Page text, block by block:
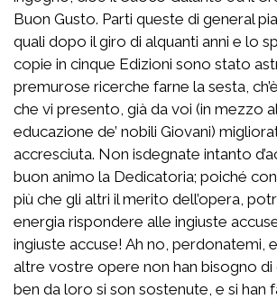
Buon Gusto. Parti queste di general
quali dopo il giro di alquanti anni e lo
copie in cinque Edizioni sono stato
premurose ricerche farne la sesta,
che vi presento, già da voi (in mezzo
educazione de’ nobili Giovani)
accresciuta. Non isdegnate intanto
buon animo la Dedicatoria; poiché
più che gli altri il merito dell’opera,
energia rispondere alle ingiuste
ingiuste accuse! Ah no, perdonatemi,
altre vostre opere non han bisogno di
ben da loro si son sostenute, e si han